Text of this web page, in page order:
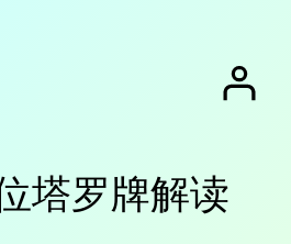
塔罗牌解读